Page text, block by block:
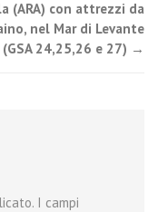
(ARA) con attrezzi da
nel Mar di Levante
(GSA 24,25,26 e 27) →
I campi